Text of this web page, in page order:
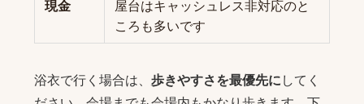
現金
屋台はキャッシュレス非対応のと
ころも多いです
浴衣で行く場合は、 歩きやすさを最優先に してく